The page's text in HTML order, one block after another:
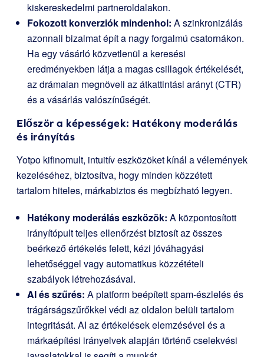
kiskereskedelmi partneroldalakon.
Fokozott konverziók mindenhol: A szinkronizálás
azonnali bizalmat épít a nagy forgalmú csatornákon.
Ha egy vásárló közvetlenül a keresési
eredményekben látja a magas csillagok értékelését,
az drámaian megnöveli az átkattintási arányt (CTR)
és a vásárlás valószínűségét.
Először a képességek: Hatékony moderálás
és irányítás
Yotpo kifinomult, intuitív eszközöket kínál a vélemények
kezeléséhez, biztosítva, hogy minden közzétett
tartalom hiteles, márkabiztos és megbízható legyen.
Hatékony moderálás eszközök: A központosított
irányítópult teljes ellenőrzést biztosít az összes
beérkező értékelés felett, kézi jóváhagyási
lehetőséggel vagy automatikus közzétételi
szabályok létrehozásával.
AI és szűrés: A platform beépített spam-észlelés és
trágárságszűrőkkel védi az oldalon belüli tartalom
integritását. AI az értékelések elemzésével és a
márkaépítési irányelvek alapján történő cselekvési